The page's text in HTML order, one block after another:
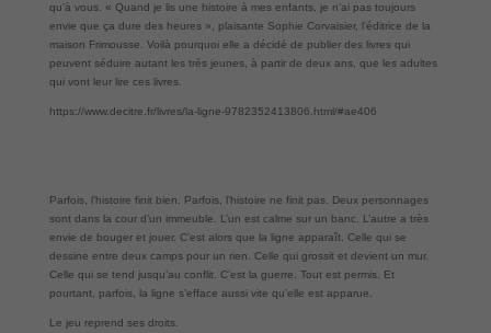
qu’à vous. « Quand je lis une histoire à mes enfants, je n’ai pas toujours
envie que ça dure des heures », plaisante Sophie Corvaisier, l’éditrice de la
maison Frimousse. Voilà pourquoi elle a décidé de publier des livres qui
peuvent séduire autant les très jeunes, à partir de deux ans, que les adultes
qui vont leur lire ces livres.
https://www.decitre.fr/livres/la-ligne-9782352413806.html/#ae406
Parfois, l’histoire finit bien. Parfois, l’histoire ne finit pas. Deux personnages
sont dans la cour d’un immeuble. L’un est calme sur un banc. L’autre a très
envie de bouger et jouer. C’est alors que la ligne apparaît. Celle qui se
dessine entre deux camps pour un rien. Celle qui grossit et devient un mur.
Celle qui se tend jusqu’au conflit. C’est la guerre. Tout est permis. Et
pourtant, parfois, la ligne s’efface aussi vite qu’elle est apparue.
Le jeu reprend ses droits.